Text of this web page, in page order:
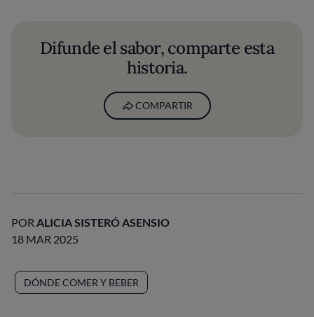
Difunde el sabor, comparte esta
historia.
COMPARTIR
POR ALICIA SISTERÓ ASENSIO
18 MAR 2025
DÓNDE COMER Y BEBER